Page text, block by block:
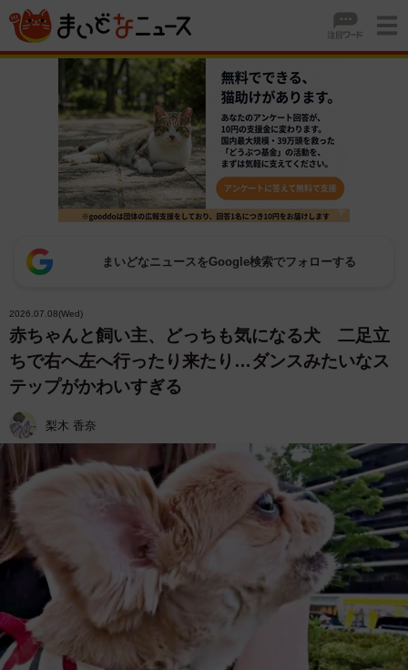
まいどなニュースをGoogle検索でフォローする
2026.07.08(Wed)
赤ちゃんと飼い主、どっちも気になる犬 二足立
ちで右へ左へ行ったり来たり…ダンスみたいなス
テップがかわいすぎる
梨木 香奈